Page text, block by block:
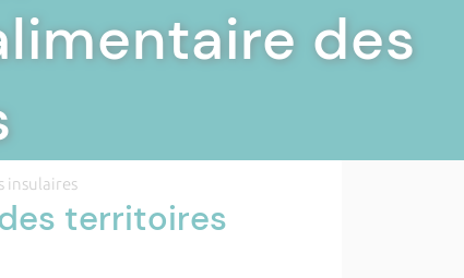
des
insulaires
territoires